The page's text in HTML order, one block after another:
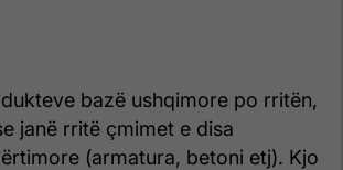
bazë ushqimore po rritën,
janë rritë çmimet e disa
(armatura, betoni etj). Kjo